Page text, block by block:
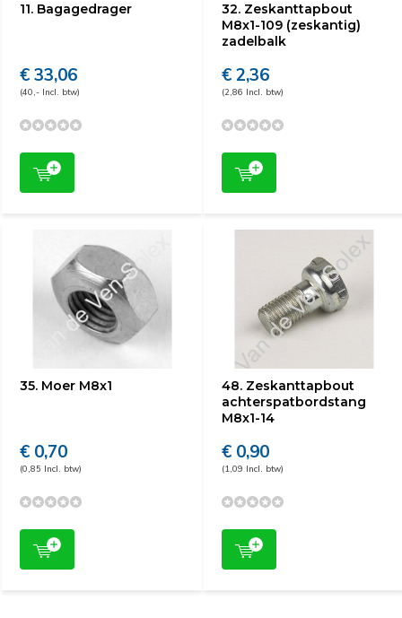
11. Bagagedrager
€ 33,06
(40,- Incl. btw)
32. Zeskanttapbout
M8x1-109 (zeskantig)
zadelbalk
€ 2,36
(2,86 Incl. btw)
35. Moer M8x1
€ 0,70
(0,85 Incl. btw)
48. Zeskanttapbout
achterspatbordstang
M8x1-14
€ 0,90
(1,09 Incl. btw)